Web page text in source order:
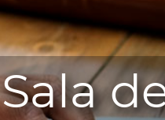
Sala